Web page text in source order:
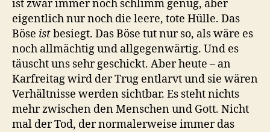
ist zwar immer noch schlimm genug, aber
eigentlich nur noch die leere, tote Hülle. Das
Böse istbesiegt. Das Böse tut nur so, als wäre es
noch allmächtig und allgegenwärtig. Und es
täuscht uns sehr geschickt. Aber heute – an
Karfreitag wird der Trug entlarvt und sie wären
Verhältnisse werden sichtbar. Es steht nichts
mehr zwischen den Menschen und Gott. Nicht
mal der Tod, der normalerweise immer das